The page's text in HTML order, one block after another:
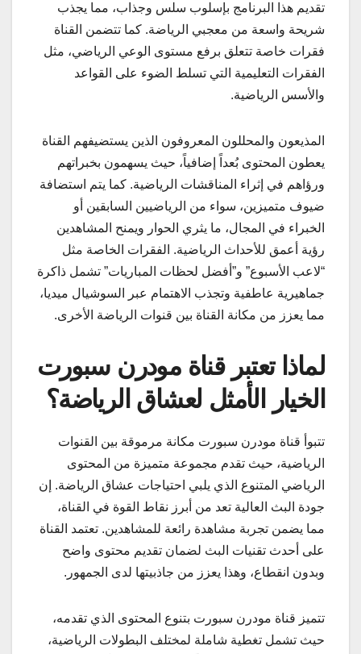
تقديم هذا البرنامج بإسلوب سلس وجذاب، مما يجذب
شريحة واسعة من معجبي الرياضة. كما تتضمن القناة
فقرات خاصة تتعلق برفع مستوى الوعي الرياضي، مثل
الفقرات التعليمية التي تسلط الضوء على القواعد
والأسس الرياضية.
المذيعون والمحللون المعروفون الذين يستضيفهم القناة
يعطون المحتوى بُعداً إضافياً، حيث يسهمون بخبراتهم
ورؤاهم في إثراء المناقشات الرياضية. كما يتم استضافة
ضيوف متميزين، سواء من الرياضيين السابقين أو
الخبراء في المجال، ما يثري الحوار ويمنح المشاهدين
رؤية أعمق للأحداث الرياضية. الفقرات الخاصة مثل
“لاعب الأسبوع” و”أفضل لحظات المباريات” تشمل ذاكرة
جماهيرية عاطفية وتجذب الاهتمام عبر السوشيال ميديا،
مما يعزز من مكانة القناة بين قنوات الرياضة الأخرى.
لماذا تعتبر قناة مودرن سبورت
الخيار الأمثل لعشاق الرياضة؟
تتبوأ قناة مودرن سبورت مكانة مرموقة بين القنوات
الرياضية، حيث تقدم مجموعة متميزة من المحتوى
الرياضي المتنوع الذي يلبي احتياجات عشاق الرياضة. إن
جودة البث العالية تعد من أبرز نقاط القوة في القناة،
مما يضمن تجربة مشاهدة رائعة للمشاهدين. تعتمد القناة
على أحدث تقنيات البث لضمان تقديم محتوى واضح
وبدون انقطاع، وهذا يعزز من جاذبيتها لدى الجمهور.
تتميز قناة مودرن سبورت بتنوع المحتوى الذي تقدمه،
حيث تشمل تغطية شاملة لمختلف البطولات الرياضية،